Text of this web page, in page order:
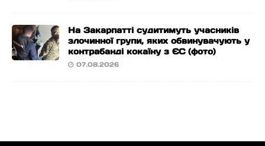
На Закарпатті судитимуть учасників
злочинної групи, яких обвинувачують у
контрабанді кокаїну з ЄС (фото)
07.08.2026